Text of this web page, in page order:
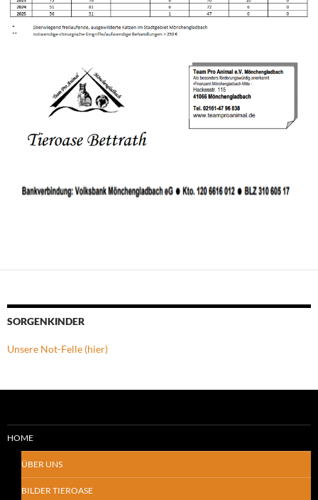
SORGENKINDER
Unsere Not-Felle (hier)
HOME
ÜBER UNS
BILDER TIEROASE